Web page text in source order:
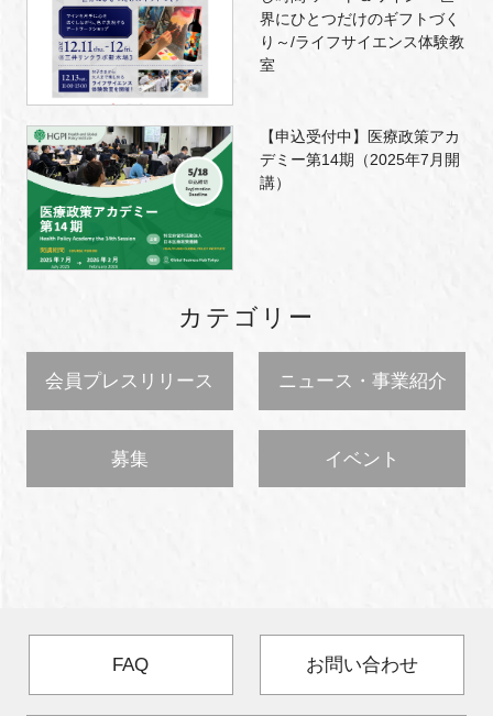
界にひとつだけのギフトづく
り～/ライフサイエンス体験教
室
【申込受付中】医療政策アカ
デミー第14期（2025年7月開
講）
カテゴリー
会員プレスリリース ニュース・事業紹介
募集 イベント
FAQ お問い合わせ